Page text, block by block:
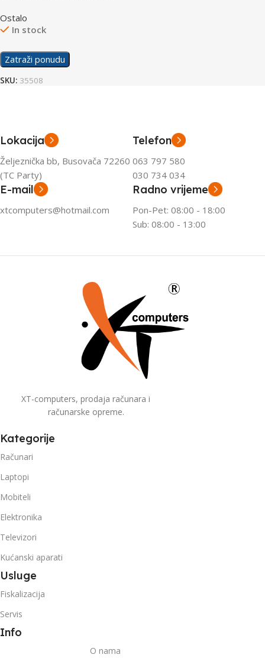
Ostalo
In stock
Zatraži ponudu
SKU: 35508
Lokacija
Željeznička bb, Busovača 72260
(TC Party)
Telefon
063 797 580
030 734 034
E-mail
xtcomputers@hotmail.com
Radno vrijeme
Pon-Pet: 08:00 - 18:00
Sub: 08:00 - 13:00
XT-computers, prodaja računara i
računarske opreme.
Kategorije
Računari
Laptopi
Mobiteli
Elektronika
Televizori
Kućanski aparati
Usluge
Fiskalizacija
Servis
Info
O nama